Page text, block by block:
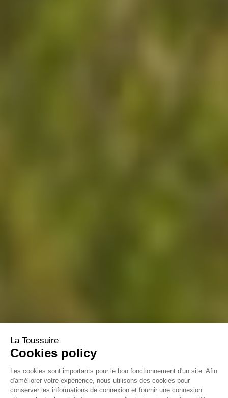
La Toussuire
Cookies policy
Les cookies sont importants pour le bon fonctionnement d'un site. Afin
d'améliorer votre expérience, nous utilisons des cookies pour
conserver les informations de connexion et fournir une connexion